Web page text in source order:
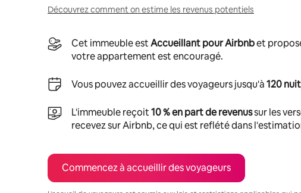
Découvrez comment on estime les revenus potentiels
Cet immeuble estAccueillant pour Airbnbet
votre appartement est encouragé.
Vous pouvez accueillir des voyageurs jusqu'à120
L'immeuble reçoit10 % en part de revenussur les
recevez sur Airbnb, ce qui est reflété dans
Commencez à accueillir des voyageurs